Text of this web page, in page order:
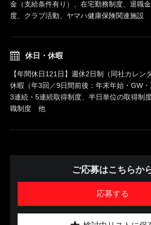
金（支給条件有り）、在宅勤務制度、退職
度、クラブ活動、ヤマハ健康保険関連施設
休日・休暇
【年間休日121日】週休2日制（同社カレン
休暇（年3回／9日間前後：年末年始・GW
3連続・5連続取得制度、半日単位の取得制
職制度 他
ご応募はこちらか
応募する